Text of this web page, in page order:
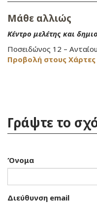
Μάθε αλλιώς
Κέντρο μελέτης και
Ποσειδώνος 12 –
Προβολή στους
Γράψτε το
Όνομα
Διεύθυνση email